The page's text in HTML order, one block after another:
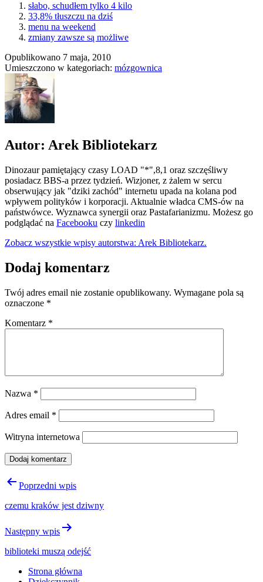
słabo, schudłem tylko 4 kilo
33,8% tłuszczu na dziś
menu na weekend
zmiany zawsze są możliwe
Opublikowano 7 maja, 2010
Umieszczono w kategoriach: mózgownica
Autor: Arek Bibliotekarz
Dinozaur pamiętający czasy LOAD "*",8,1 oraz szczęśliwy
posiadacz BBS-a przez tydzień. Wizjoner, z żalem w sercu
obserwujący jak "dziki zachód" internetu upada na kolana pod
wpływem polityków i korporacji. Aktualnie władca CMS-ów na
państwówce. Wyznawca synergii oraz Pastafarianizmu. Możesz go
podglądać na Facebooku czy linkedin
Zobacz wszystkie wpisy autorstwa: Arek Bibliotekarz.
Dodaj komentarz
Twój adres email nie zostanie opublikowany. Wymagane pola są
oznaczone *
Komentarz *
Nazwa *
Adres email *
Witryna internetowa
Nawigacja
Poprzedni wpis
czemu kraków jest dziwny
Następny wpis
biblioteki muszą odejść
Strona główna